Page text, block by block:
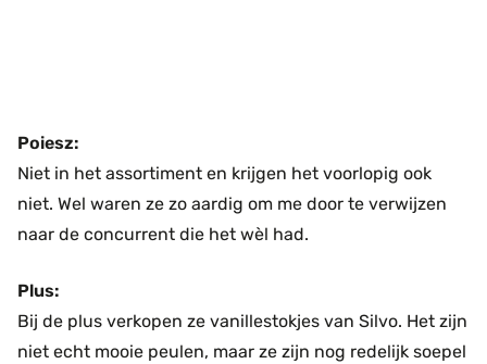
Poiesz:
Niet in het assortiment en krijgen het voorlopig ook
niet. Wel waren ze zo aardig om me door te verwijzen
naar de concurrent die het wèl had.
Plus:
Bij de plus verkopen ze vanillestokjes van Silvo. Het zijn
niet echt mooie peulen, maar ze zijn nog redelijk soepel